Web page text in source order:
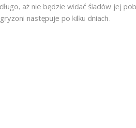
aż nie będzie widać śladów jej
następuje po kilku dniach.